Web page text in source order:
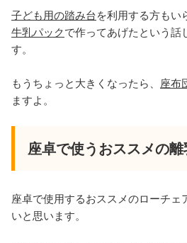
子ども用の踏み台を利用する方もい
牛乳パックで作ってあげたという話
す。
もうちょっと大きくなったら、 座布
ますよ。
座卓で使うおススメの
座卓で使用するおススメのローチェ
いと思います。